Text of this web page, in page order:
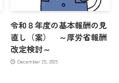
令和８年度の基本報酬の見
直し（案） ～厚労省報酬
改定検討～
December 25, 2025